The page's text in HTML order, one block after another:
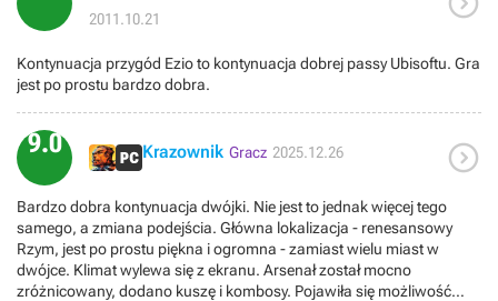
edycji na klocka). Co więc jest takiego super w tym Creedzie
2011.10.21
Kontynuacja przygód Ezio to kontynuacja dobrej passy Ubisoftu. Gra
jest po prostu bardzo dobra.
9.0 Krazownik Gracz 2025.12.26 
Bardzo dobra kontynuacja dwójki. Nie jest to jednak więcej tego
samego, a zmiana podejścia. Główna lokalizacja - renesansowy
Rzym, jest po prostu piękna i ogromna - zamiast wielu miast w
dwójce. Klimat wylewa się z ekranu. Arsenał został mocno
zróżnicowany, dodano kuszę i kombosy. Pojawiła się możliwość